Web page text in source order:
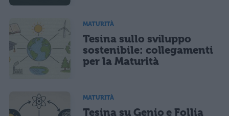
MATURITÀ
Tesina sullo sviluppo
sostenibile: collegamenti
per la Maturità
MATURITÀ
Tesina su Genio e Follia